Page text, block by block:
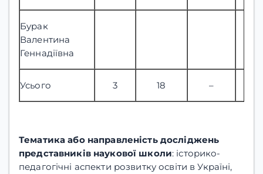
Бурак
Валентина
Геннадіївна
Усього 3 18 –
Тематика або направленість досліджень
представників наукової школи: історико-
педагогічні аспекти розвитку освіти в Україні,